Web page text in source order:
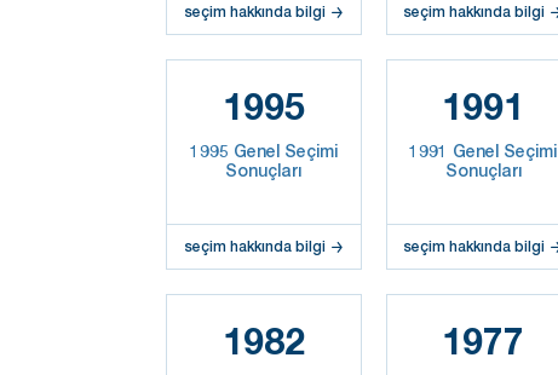
seçim hakkında bilgi seçim hakkında bilgi
1995
1995 Genel Seçimi
Sonuçları
seçim hakkında bilgi
1991
1991 Genel Seçimi
Sonuçları
seçim hakkında bilgi
1982 1977